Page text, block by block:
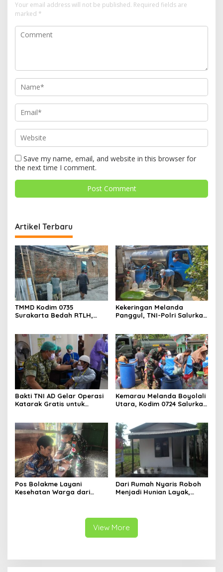
Your email address will not be published. Required fields are
marked *
Save my name, email, and website in this browser for
the next time I comment.
Artikel Terbaru
TMMD Kodim 0735
Surakarta Bedah RTLH,
Kekeringan Melanda
Panggul, TNI-Polri Salurkan
Bakti TNI AD Gelar Operasi
Katarak Gratis untuk
Kemarau Melanda Boyolali
Utara, Kodim 0724 Salurkan
Pos Bolakme Layani
Kesehatan Warga dari
Dari Rumah Nyaris Roboh
Menjadi Hunian Layak,
View More